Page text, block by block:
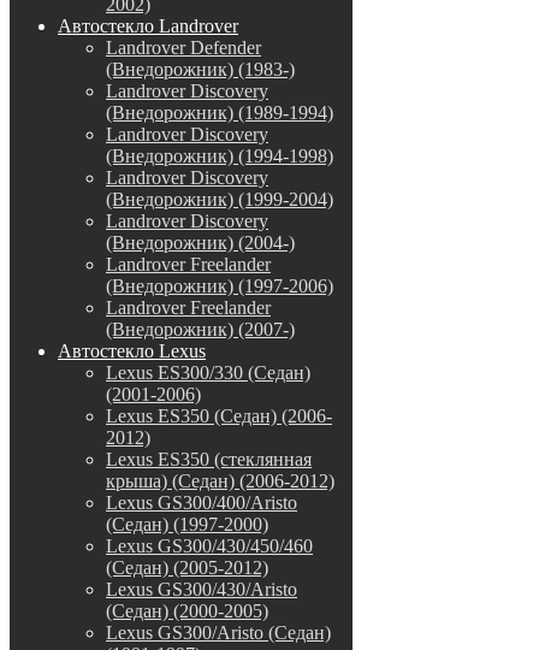
Автостекло Landrover
Landrover Defender
(Внедорожник) (1983-)
Landrover Discovery
(Внедорожник) (1989-1994)
Landrover Discovery
(Внедорожник) (1994-1998)
Landrover Discovery
(Внедорожник) (1999-2004)
Landrover Discovery
(Внедорожник) (2004-)
Landrover Freelander
(Внедорожник) (1997-2006)
Landrover Freelander
(Внедорожник) (2007-)
Автостекло Lexus
Lexus ES300/330 (Седан)
(2001-2006)
Lexus ES350 (Седан) (2006-
2012)
Lexus ES350 (стеклянная
крыша) (Седан) (2006-2012)
Lexus GS300/400/Aristo
(Седан) (1997-2000)
Lexus GS300/430/450/460
(Седан) (2005-2012)
Lexus GS300/430/Aristo
(Седан) (2000-2005)
Lexus GS300/Aristo (Седан)